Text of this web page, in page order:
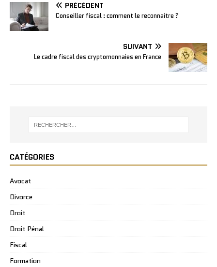
PRÉCÉDENT
Conseiller fiscal : comment le reconnaitre ?
SUIVANT
Le cadre fiscal des cryptomonnaies en France
CATÉGORIES
Avocat
Divorce
Droit
Droit Pénal
Fiscal
Formation